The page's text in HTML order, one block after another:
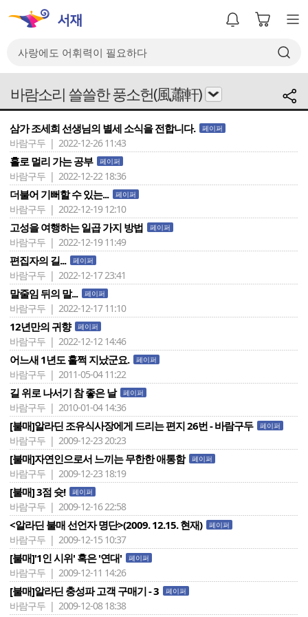
바람소리 쓸쓸한 풍소헌(風蕭軒)
삼가 조세희 선생님의 별세 소식을 전합니다. 페이퍼
바람구두 | 2022-12-26 11:43
홀로 멀리 가는 공부 페이퍼
바람구두 | 2022-12-22 18:36
더불어 기뻐할 수 있는... 페이퍼
바람구두 | 2022-12-19 12:10
고성을 여행하는 일곱 가지 방법 페이퍼
바람구두 | 2022-12-19 11:49
편집자의 길... 페이퍼
바람구두 | 2022-12-17 23:41
말줄임 뒤의 말... 페이퍼
바람구두 | 2022-12-17 11:10
12년만의 귀향 페이퍼
바람구두 | 2022-12-12 14:46
어느새 1년도 훌쩍 지났군요. 페이퍼
바람구두 | 2011-05-04 11:22
길 위로 나서기 참 좋은 날 페이퍼
바람구두 | 2010-01-04 14:36
[불매]알라딘 조유식사장에게 드리는 편지 26번 - 바람구두 페이퍼
바람구두 | 2009-12-23 20:23
[불매]자연인으로서 느끼는 무한한 애통함 페이퍼
바람구두 | 2009-12-23 18:19
[불매] 3점 슛! 페이퍼
바람구두 | 2009-12-16 22:58
<알라딘 불매 선언자 명단>(2009. 12.15. 현재) 페이퍼
바람구두 | 2009-12-15 10:37
[불매]'1인 시위' 혹은 '연대' 페이퍼
바람구두 | 2009-12-11 14:26
[불매]알라딘 충성파 고객 구매기 - 3 페이퍼
바람구두 | 2009-12-08 18:38